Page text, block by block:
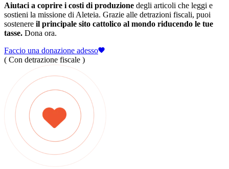
Aiutaci a coprire i costi di produzione degli articoli che leggi e
sostieni la missione di Aleteia. Grazie alle detrazioni fiscali, puoi
sostenere il principale sito cattolico al mondo riducendo le tue
tasse. Dona ora.
Faccio una donazione adesso
( Con detrazione fiscale )